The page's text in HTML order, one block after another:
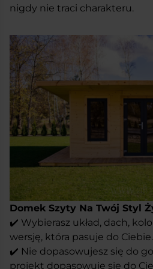
nigdy nie traci charakteru.
Domek Szyty Na Twój Styl
✔️ Wybierasz układ, dach,
wersję, która pasuje do Ciebie.
✔️ Nie dopasowujesz się do
projekt dopasowuje się do